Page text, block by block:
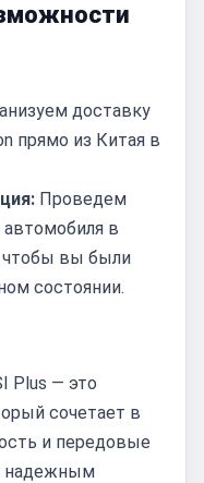
доставку
прямо из Китая в
Проведем
в
чтобы вы были
состоянии.
Plus — это
сочетает в
и передовые
надежным